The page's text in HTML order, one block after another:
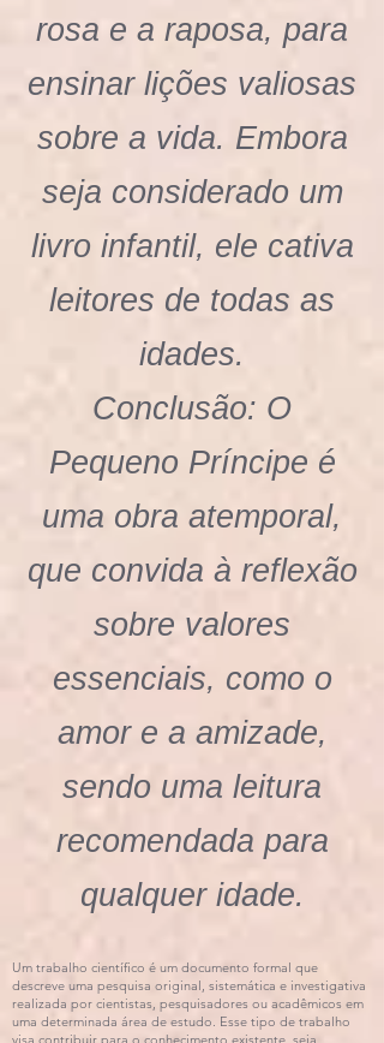
rosa e a raposa, para
ensinar lições valiosas
sobre a vida. Embora
seja considerado um
livro infantil, ele cativa
leitores de todas as
idades.
Conclusão: O
Pequeno Príncipe é
uma obra atemporal,
que convida à reflexão
sobre valores
essenciais, como o
amor e a amizade,
sendo uma leitura
recomendada para
qualquer idade.
Um trabalho científico é um documento formal que
descreve uma pesquisa original, sistemática e investigativa
realizada por cientistas, pesquisadores ou acadêmicos em
uma determinada área de estudo. Esse tipo de trabalho
visa contribuir para o conhecimento existente, seja